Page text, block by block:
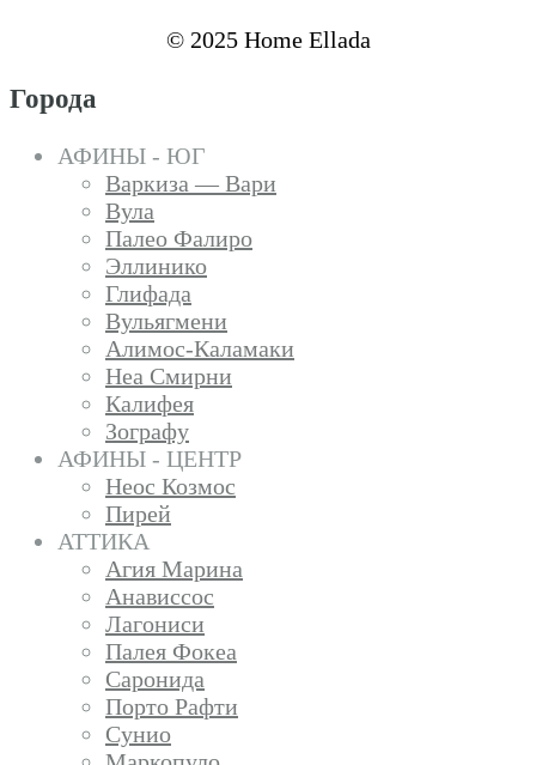
© 2025 Home Ellada
Города
АФИНЫ - ЮГ
Варкиза — Вари
Вула
Палео Фалиро
Эллинико
Глифада
Вульягмени
Алимос-Каламаки
Неа Смирни
Калифея
Зографу
АФИНЫ - ЦЕНТР
Неос Козмос
Пирей
АТТИКА
Агия Марина
Анависсос
Лагониси
Палея Фокеа
Саронида
Порто Рафти
Сунио